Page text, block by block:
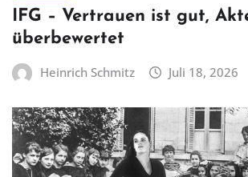
IFG – Vertrauen ist gut,
überbewertet
Heinrich Schmitz Juli 18, 2026